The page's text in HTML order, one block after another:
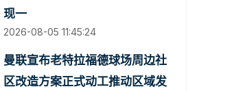
现一
2026-08-05 11:45:24
曼联宣布老特拉福德球场周边社
区改造方案正式动工推动区域发